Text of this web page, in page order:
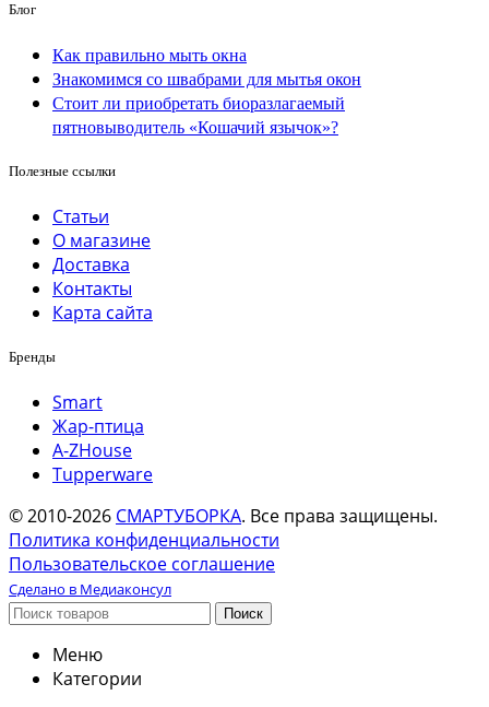
Блог
Как правильно мыть окна
Знакомимся со швабрами для мытья окон
Стоит ли приобретать биоразлагаемый
пятновыводитель «Кошачий язычок»?
Полезные ссылки
Статьи
О магазине
Доставка
Контакты
Карта сайта
Бренды
Smart
Жар-птица
A-ZHouse
Tupperware
© 2010-2026 СМАРТУБОРКА. Все права защищены.
Политика конфиденциальности
Пользовательское соглашение
Сделано в Медиаконсул
Поиск
Меню
Категории